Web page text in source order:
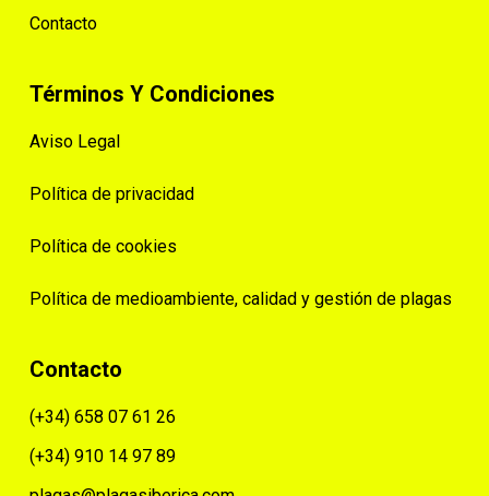
Contacto
Términos Y Condiciones
Aviso Legal
Política de privacidad
Política de cookies
Política de medioambiente, calidad y gestión de plagas
Contacto
(+34) 658 07 61 26
(+34) 910 14 97 89